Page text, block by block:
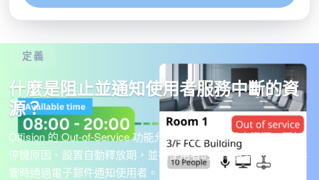
定義
什麼是阻止並通知使用者服務中斷的資
源？
Offision 的 Out-of-Service 功能允許管理員暫時阻止資源、添加
停機原因、設置自動釋放期，並在使用者的預約受到不可用的影
響時通過電子郵件通知使用者。